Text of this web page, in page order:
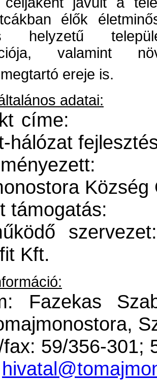
élők
helyzetű
valamint
ereje is.
adatai:
címe:
hálózat
támogatás:
szervezet:
Kft.
Fazekas
fax: 59/356-301;